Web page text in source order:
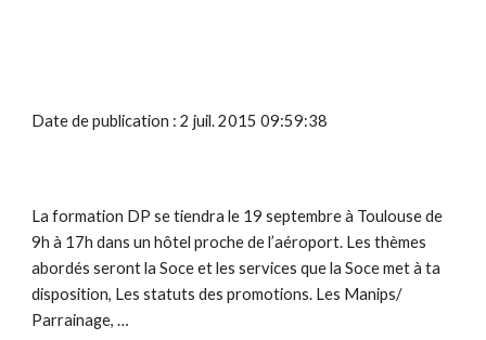
Date de publication : 2 juil. 2015 09:59:38
La formation DP se tiendra le 19 septembre à Toulouse de
9h à 17h dans un hôtel proche de l’aéroport. Les thèmes
abordés seront la Soce et les services que la Soce met à ta
disposition, Les statuts des promotions. Les Manips/
Parrainage, …